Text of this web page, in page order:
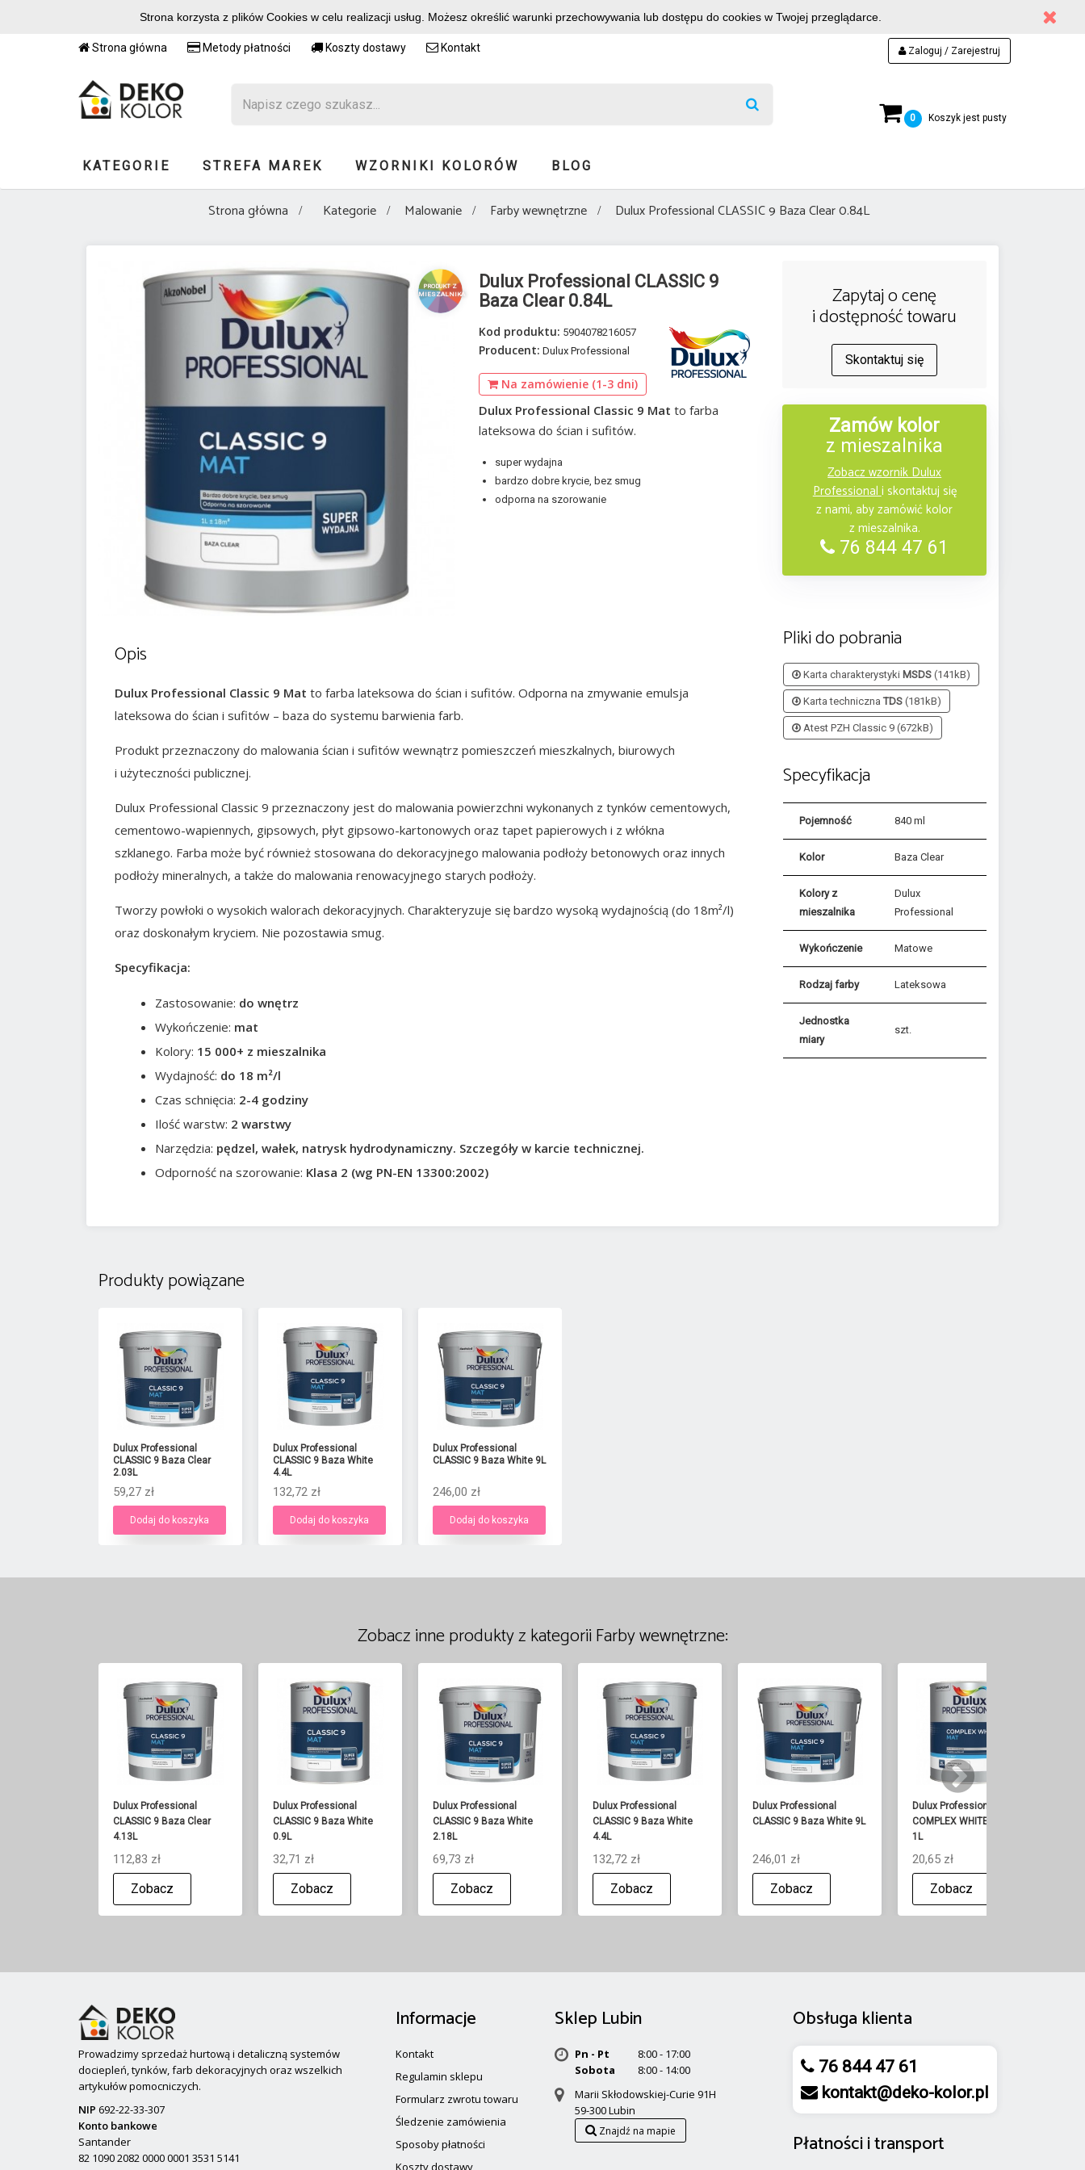
Strona korzysta z plików Cookies w celu realizacji usług. Możesz określić warunki przechowywania lub dostępu do cookies w Twojej przeglądarce.
Strona główna Metody płatności Koszty dostawy Kontakt Zaloguj / Zarejestruj
0 Koszyk jest pusty
KATEGORIE STREFA MAREK WZORNIKI KOLORÓW BLOG
Strona główna Kategorie Malowanie Farby wewnętrzne Dulux Professional CLASSIC 9 Baza Clear 0.84L
PRODUKT Z
MIESZALNIKA
Dulux Professional CLASSIC 9
Baza Clear 0.84L
Kod produktu: 5904078216057
Producent: Dulux Professional
Na zamówienie (1-3 dni)
Dulux Professional Classic 9 Mat to farba
lateksowa do ścian i sufitów.
super wydajna
bardzo dobre krycie, bez smug
odporna na szorowanie
Zapytaj o cenę
i dostępność towaru
Skontaktuj się
Zamów kolor
z mieszalnika
Zobacz wzornik Dulux
Professionali skontaktuj się
z nami, aby zamówić kolor
z mieszalnika.
76 844 47 61
Opis
Dulux Professional Classic 9 Mat to farba lateksowa do ścian i sufitów. Odporna na zmywanie emulsja
lateksowa do ścian i sufitów – baza do systemu barwienia farb.
Produkt przeznaczony do malowania ścian i sufitów wewnątrz pomieszczeń mieszkalnych, biurowych
i użyteczności publicznej.
Dulux Professional Classic 9 przeznaczony jest do malowania powierzchni wykonanych z tynków cementowych,
cementowo-wapiennych, gipsowych, płyt gipsowo-kartonowych oraz tapet papierowych i z włókna
szklanego. Farba może być również stosowana do dekoracyjnego malowania podłoży betonowych oraz innych
podłoży mineralnych, a także do malowania renowacyjnego starych podłoży.
Tworzy powłoki o wysokich walorach dekoracyjnych. Charakteryzuje się bardzo wysoką wydajnością (do 18m²/l)
oraz doskonałym kryciem. Nie pozostawia smug.
Specyfikacja:
Zastosowanie: do wnętrz
Wykończenie: mat
Kolory: 15 000+ z mieszalnika
Wydajność: do 18 m²/l
Czas schnięcia: 2-4 godziny
Ilość warstw: 2 warstwy
Narzędzia: pędzel, wałek, natrysk hydrodynamiczny. Szczegóły w karcie technicznej.
Odporność na szorowanie: Klasa 2 (wg PN-EN 13300:2002)
Pliki do pobrania
Karta charakterystyki MSDS(141kB)
Karta techniczna TDS(181kB)
Atest PZH Classic 9 (672kB)
Specyfikacja
Pojemność 840 ml
Kolor Baza Clear
Kolory z
mieszalnika
Dulux
Professional
Wykończenie Matowe
Rodzaj farby Lateksowa
Jednostka
miary
szt.
Produkty powiązane
Dulux Professional
CLASSIC 9 Baza Clear
2.03L
59,27 zł
Dodaj do koszyka
Dulux Professional
CLASSIC 9 Baza White
4.4L
132,72 zł
Dodaj do koszyka
Dulux Professional
CLASSIC 9 Baza White 9L
246,00 zł
Dodaj do koszyka
Zobacz inne produkty z kategorii Farby wewnętrzne:
Dulux Professional
CLASSIC 9 Baza Clear
4.13L
112,83 zł
Zobacz
Dulux Professional
CLASSIC 9 Baza White
0.9L
32,71 zł
Zobacz
Dulux Professional
CLASSIC 9 Baza White
2.18L
69,73 zł
Zobacz
Dulux Professional
CLASSIC 9 Baza White
4.4L
132,72 zł
Zobacz
Dulux Professional
CLASSIC 9 Baza White 9L
246,01 zł
Zobacz
Dulux Professional
COMPLEX WHITE 3 Mat
1L
20,65 zł
Zobacz
Prowadzimy sprzedaż hurtową i detaliczną systemów
dociepleń, tynków, farb dekoracyjnych oraz wszelkich
artykułów pomocniczych.
NIP 692-22-33-307
Konto bankowe
Santander
82 1090 2082 0000 0001 3531 5141
Informacje
Kontakt
Regulamin sklepu
Formularz zwrotu towaru
Śledzenie zamówienia
Sposoby płatności
Koszty dostawy
Sklep Lubin
Pn - Pt
8:00 - 17:00
Sobota
8:00 - 14:00
Marii Skłodowskiej-Curie 91H
59-300 Lubin
Znajdź na mapie
Obsługa klienta
76 844 47 61
kontakt@deko-kolor.pl
Płatnościitransport